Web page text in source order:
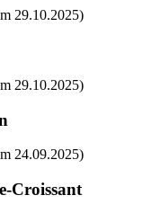
29.10.2025)
29.10.2025)
24.09.2025)
Croissant